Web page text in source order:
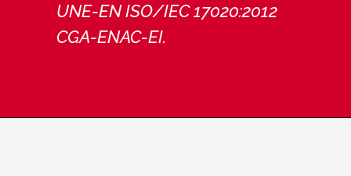
UNE-EN ISO/IEC 17020:2012
CGA-ENAC-EI.